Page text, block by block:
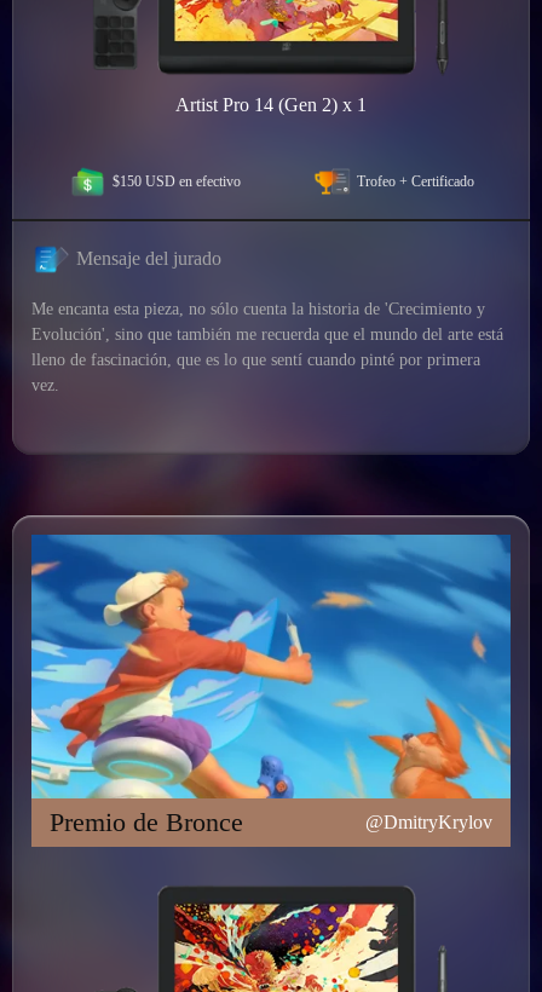
Artist Pro 14 (Gen 2) x 1
$150 USD en efectivo Trofeo + Certificado
Mensaje del jurado
Me encanta esta pieza, no sólo cuenta la historia de 'Crecimiento y
Evolución', sino que también me recuerda que el mundo del arte está
lleno de fascinación, que es lo que sentí cuando pinté por primera
vez.
Premio de Bronce @DmitryKrylov